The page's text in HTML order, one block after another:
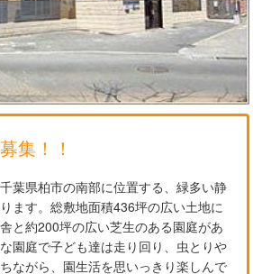
集！！
葉県柏市の南部に位置する、緑多い静
ます。総敷地面積436坪の広い土地に
と約200坪の広い芝生のある園庭があ
園庭で子ども達は走り回り、虫とりや
ながら、園生活を思いっきり楽しんで